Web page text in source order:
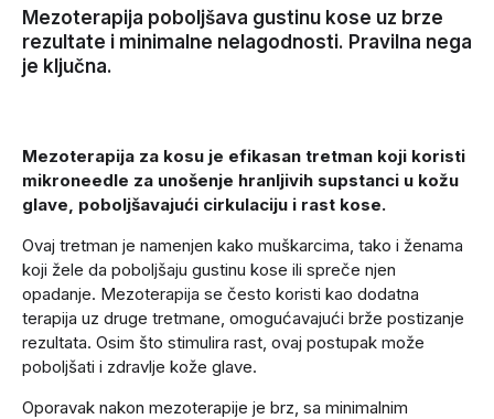
Mezoterapija poboljšava gustinu kose uz brze
rezultate i minimalne nelagodnosti. Pravilna nega
je ključna.
Mezoterapija za kosu je efikasan tretman koji koristi
mikroneedle za unošenje hranljivih supstanci u kožu
glave, poboljšavajući cirkulaciju i rast kose.
Ovaj tretman je namenjen kako muškarcima, tako i ženama
koji žele da poboljšaju gustinu kose ili spreče njen
opadanje. Mezoterapija se često koristi kao dodatna
terapija uz druge tretmane, omogućavajući brže postizanje
rezultata. Osim što stimulira rast, ovaj postupak može
poboljšati i zdravlje kože glave.
Oporavak nakon mezoterapije je brz, sa minimalnim